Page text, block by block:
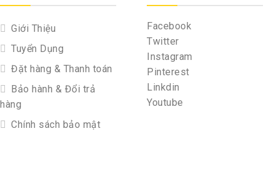
Giới Thiệu
Tuyển Dụng
Đặt hàng & Thanh toán
Bảo hành & Đổi trả
hàng
Chính sách bảo mật
Facebook
Twitter
Instagram
Pinterest
Linkdin
Youtube